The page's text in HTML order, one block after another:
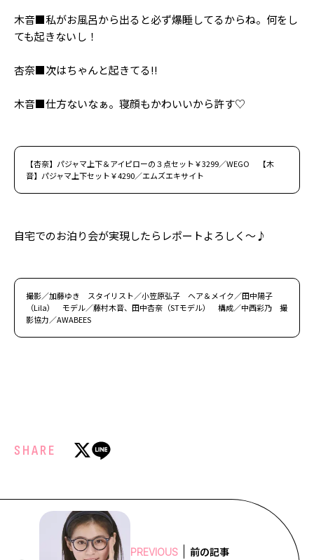
木音■私がお風呂から出ると必ず爆睡してるからね。何をし
ても起きないし！
杏奈■次はちゃんと起きてる!!
木音■仕方ないなぁ。寝顔もかわいいから許す♡
【杏奈】パジャマ上下＆アイピローの３点セット￥3299／WEGO 【木
音】パジャマ上下セット￥4290／エムズエキサイト
自宅でのお泊り会が実現したらレポートよろしく～♪
撮影／加藤ゆき スタイリスト／小笠原弘子 ヘア＆メイク／田中陽子
（Lila） モデル／藤村木音、田中杏奈（STモデル） 構成／中西彩乃 撮
影協力／AWABEES
SHARE
PREVIOUS 前の記事